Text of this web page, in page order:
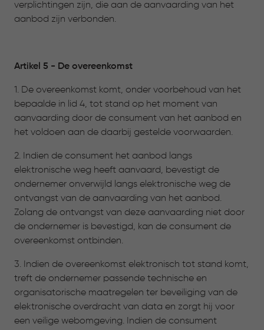
verplichtingen zijn, die aan de aanvaarding van het
aanbod zijn verbonden.
Artikel 5 - De overeenkomst
1. De overeenkomst komt, onder voorbehoud van het
bepaalde in lid 4, tot stand op het moment van
aanvaarding door de consument van het aanbod en
het voldoen aan de daarbij gestelde voorwaarden.
2. Indien de consument het aanbod langs
elektronische weg heeft aanvaard, bevestigt de
ondernemer onverwijld langs elektronische weg de
ontvangst van de aanvaarding van het aanbod.
Zolang de ontvangst van deze aanvaarding niet door
de ondernemer is bevestigd, kan de consument de
overeenkomst ontbinden.
3. Indien de overeenkomst elektronisch tot stand komt,
treft de ondernemer passende technische en
organisatorische maatregelen ter beveiliging van de
elektronische overdracht van data en zorgt hij voor
een veilige webomgeving. Indien de consument